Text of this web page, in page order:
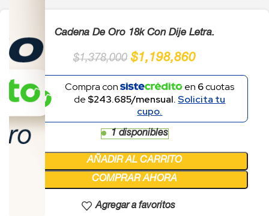
Cadena De Oro 18k Con Dije Letra.
$1,378,000 $1,198,860
Compra con en 6cuotas
de $243.685/mensual.Solicita tu
cupo.
1 disponibles
AÑADIR AL CARRITO
COMPRAR AHORA
Agregar a favoritos